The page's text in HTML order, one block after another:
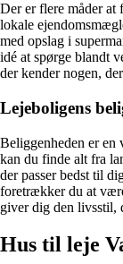
Der er flere måder at
lokale
med opslag i
idé at spørge blandt
der kender nogen,
Lejeboligens
Beliggenheden er
kan du finde alt fra
der passer bedst til
foretrækker du at
giver dig den livsstil,
Hus til leje